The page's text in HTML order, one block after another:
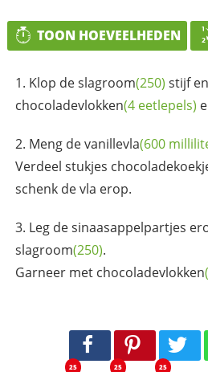
TOON HOEVEELHEDEN
Klop deslagroom(250) stijf
chocoladevlokken(4 eetlepels)
Meng devanillevla(600
Verdeel stukjes
schenk de vla erop.
Leg de sinaasappelpartjes
slagroom(250).
Garneer met chocoladevlokken
25 25 25